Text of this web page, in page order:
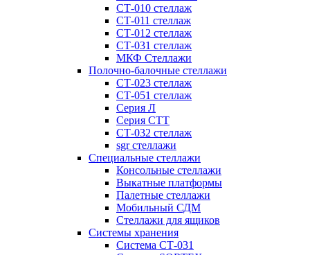
СТ-010 стеллаж
СТ-011 стеллаж
СТ-012 стеллаж
СТ-031 стеллаж
МКФ Стеллажи
Полочно-балочные стеллажи
СТ-023 стеллаж
СТ-051 стеллаж
Серия Л
Серия СТТ
СТ-032 стеллаж
sgr стеллажи
Специальные стеллажи
Консольные стеллажи
Выкатные платформы
Палетные стеллажи
Мобильный СДМ
Стеллажи для ящиков
Системы хранения
Система СТ-031